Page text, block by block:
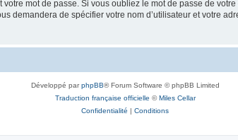
mot de passe. Si vous oubliez le mot de passe de
demandera de spécifier votre nom d’utilisateur et votre
Développé parphpBB® Forum Software © phpBB Limited
Traduction française officielle ©Miles Cellar
Confidentialité | Conditions